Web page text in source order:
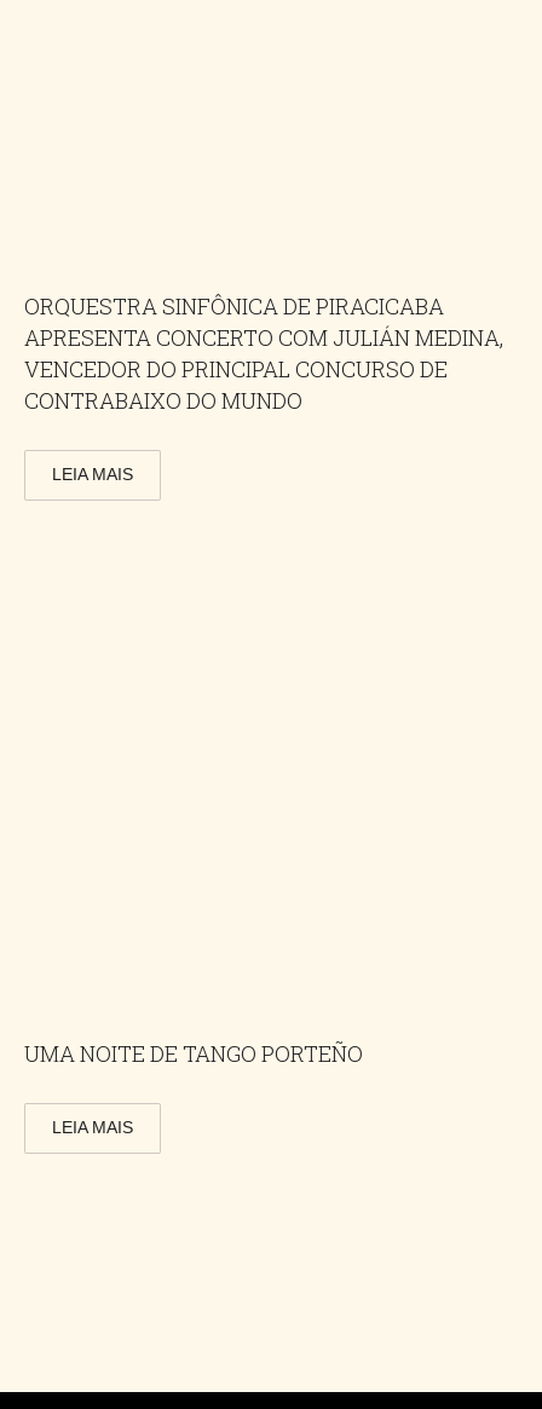
ORQUESTRA SINFÔNICA DE PIRACICABA
APRESENTA CONCERTO COM JULIÁN MEDINA,
VENCEDOR DO PRINCIPAL CONCURSO DE
CONTRABAIXO DO MUNDO
LEIA MAIS
UMA NOITE DE TANGO PORTEÑO
LEIA MAIS